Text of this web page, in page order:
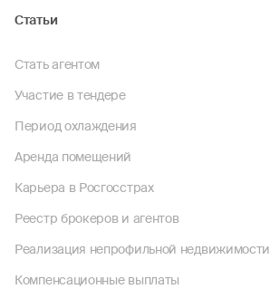
Статьи
Стать агентом
Участие в тендере
Период охлаждения
Аренда помещений
Карьера в Росгосстрах
Реестр брокеров и агентов
Реализация непрофильной недвижимости
Компенсационные выплаты